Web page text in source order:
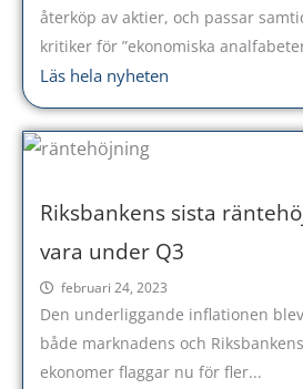
återköp av aktier, och passar
kritiker för ”ekonomiska
Läs hela nyheten
Riksbankens sista
vara under Q3
februari 24, 2023
Den underliggande inflationen
både marknadens och
ekonomer flaggar nu för fler...